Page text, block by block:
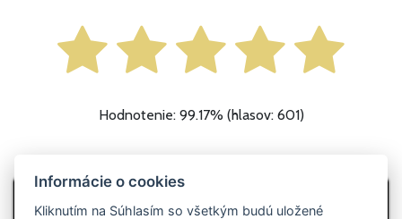
Hodnotenie: 99.17% (hlasov: 601)
Informácie o cookies
Kliknutím na Súhlasím so všetkým budú uložené